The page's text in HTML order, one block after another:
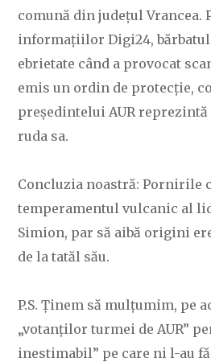
C OVIDIU 20 DECEMBRIE
comună din județul Vrancea.
informațiilor Digi24, bărbatul
ebrietate când a provocat
emis un ordin de protecție,
președintelui AUR
ruda sa.
Concluzia noastră: Pornirile
temperamentul vulcanic al
Simion, par să aibă origini
de la tatăl său.
P.S. Ținem să mulțumim, pe
„votanților turmei de AUR”
inestimabil” pe care ni l-au